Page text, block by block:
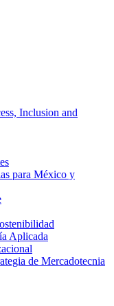
Inclusion and
para México y
Aplicada
de Mercadotecnia